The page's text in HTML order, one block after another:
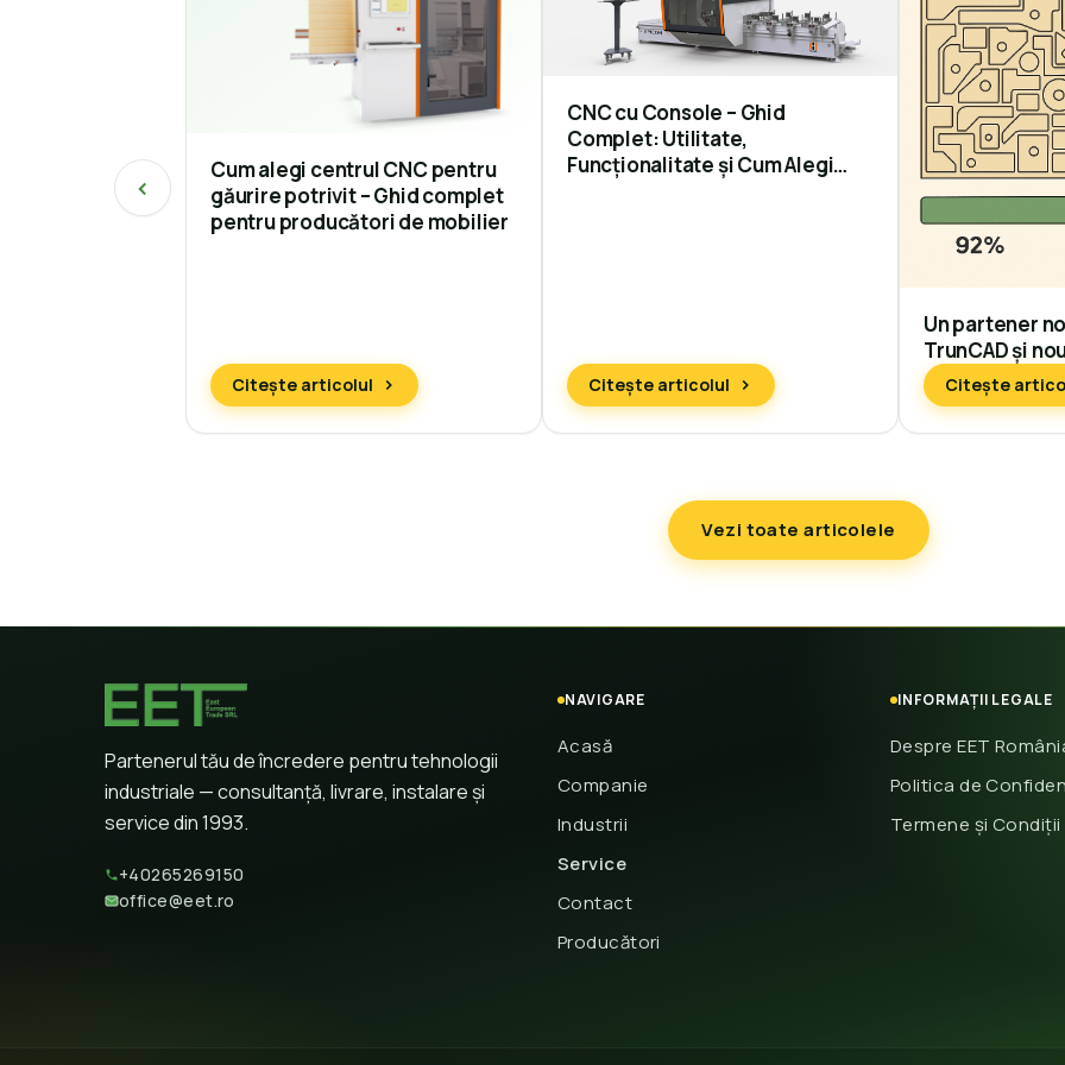
Cum alegi centrul CNC pentru
găurire potrivit – Ghid complet
pentru producători de mobilier
Citește articolul
CNC cu Console – Ghid
Complet: Utilitate,
Funcționalitate și Cum Alegi
Citește articolul
Un partener
TrunCAD și
Citește
Vezi toate articolele
Partenerul tău de încredere pentru tehnologii
industriale — consultanță, livrare, instalare și
service din 1993.
+40265269150
office@eet.ro
NAVIGARE
Acasă
Companie
Industrii
Service
Contact
Producători
INFORMAȚII LEGALE
Despre EET
Politica de
Termene și Condiții